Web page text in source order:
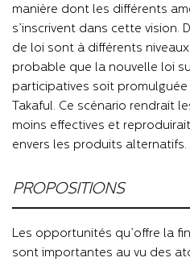
manière dont les différents
s’inscrivent dans cette vision.
de loi sont à différents
probable que la nouvelle loi
participatives soit
Takaful. Ce scénario rendrait
moins effectives et
envers les produits alternatifs.
PROPOSITIONS
Les opportunités qu’offre la
sont importantes au vu des